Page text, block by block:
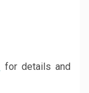
for details and